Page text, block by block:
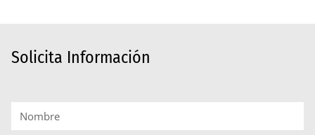
Solicita Información